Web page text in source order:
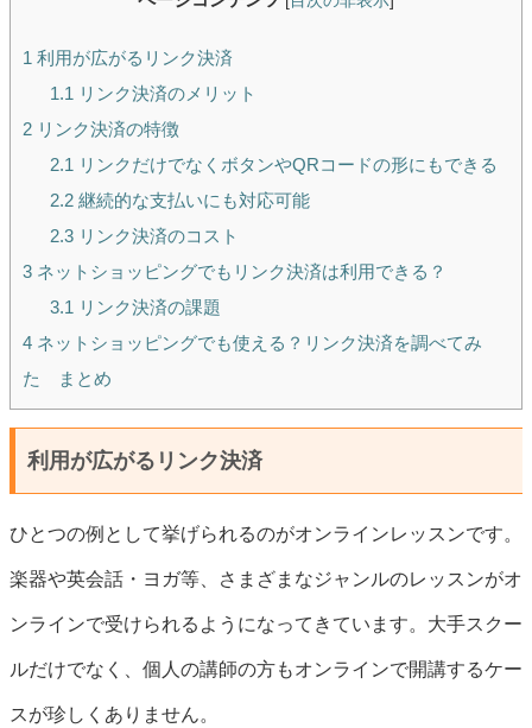
1 利用が広がるリンク決済
1.1 リンク決済のメリット
2 リンク決済の特徴
2.1 リンクだけでなくボタンやQRコードの形にもできる
2.2継続的な支払いにも対応可能
2.3リンク決済のコスト
3 ネットショッピングでもリンク決済は利用できる？
3.1 リンク決済の課題
4 ネットショッピングでも使える？リンク決済を調べてみ
た まとめ
利用が広がるリンク決済
ひとつの例として挙げられるのがオンラインレッスンです。
楽器や英会話・ヨガ等、さまざまなジャンルのレッスンがオ
ンラインで受けられるようになってきています。大手スクー
ルだけでなく、個人の講師の方もオンラインで開講するケー
スが珍しくありません。